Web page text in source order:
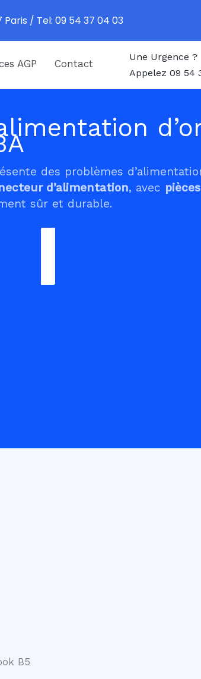
AGP Contact
Une Urgence ?
Appelez 09 54
des problèmes
d’alimentation, avec
sûr et durable.
B5
Paris / Tel: 09 54 37 04 03